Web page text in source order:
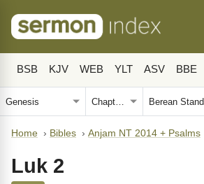
BSB KJV WEB YLT ASV BBE
Home › Bibles › Anjam NT 2014 + Psalms
Luk 2